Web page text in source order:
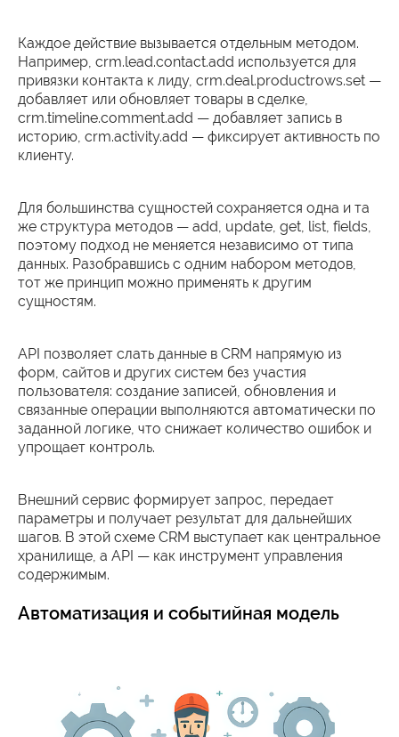
Каждое действие вызывается отдельным методом.
Например, crm.lead.contact.add используется для
привязки контакта к лиду, crm.deal.productrows.set —
добавляет или обновляет товары в сделке,
crm.timeline.comment.add — добавляет запись в
историю, crm.activity.add — фиксирует активность по
клиенту.
Для большинства сущностей сохраняется одна и та
же структура методов — add, update, get, list, fields,
поэтому подход не меняется независимо от типа
данных. Разобравшись с одним набором методов,
тот же принцип можно применять к другим
сущностям.
API позволяет слать данные в CRM напрямую из
форм, сайтов и других систем без участия
пользователя: создание записей, обновления и
связанные операции выполняются автоматически по
заданной логике, что снижает количество ошибок и
упрощает контроль.
Внешний сервис формирует запрос, передает
параметры и получает результат для дальнейших
шагов. В этой схеме CRM выступает как центральное
хранилище, а API — как инструмент управления
содержимым.
Автоматизация и событийная модель